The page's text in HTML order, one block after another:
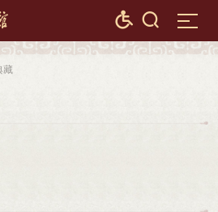
 
藏